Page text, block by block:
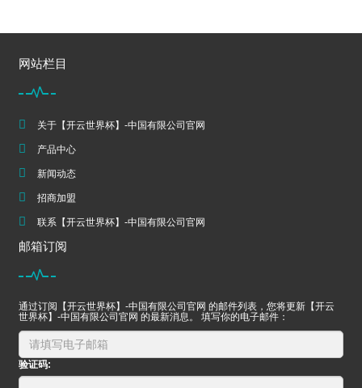
网站栏目
关于【开云世界杯】-中国有限公司官网
产品中心
新闻动态
招商加盟
联系【开云世界杯】-中国有限公司官网
邮箱订阅
通过订阅【开云世界杯】-中国有限公司官网 的邮件列表，您将更新【开云
世界杯】-中国有限公司官网 的最新消息。 填写你的电子邮件：
验证码: